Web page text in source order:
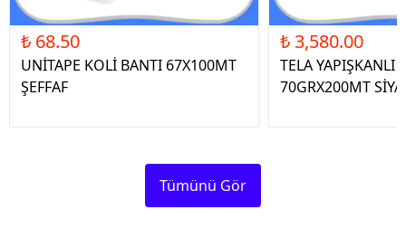
₺ 68.50
UNİTAPE KOLİ BANTI 67X100MT
ŞEFFAF
₺ 3,580.00
TELA YAPIŞKANLI
70GRX200MT
Tümünü Gör